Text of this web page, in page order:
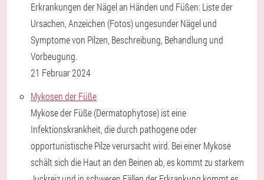
Erkrankungen der Nägel an Händen und Füßen: Liste der
Ursachen, Anzeichen (Fotos) ungesunder Nägel und
Symptome von Pilzen, Beschreibung, Behandlung und
Vorbeugung.
21 Februar 2024
Mykosen der Füße
Mykose der Füße (Dermatophytose) ist eine
Infektionskrankheit, die durch pathogene oder
opportunistische Pilze verursacht wird. Bei einer Mykose
schält sich die Haut an den Beinen ab, es kommt zu starkem